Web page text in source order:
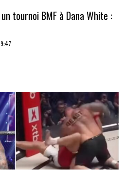
tournoi BMF à Dana White :